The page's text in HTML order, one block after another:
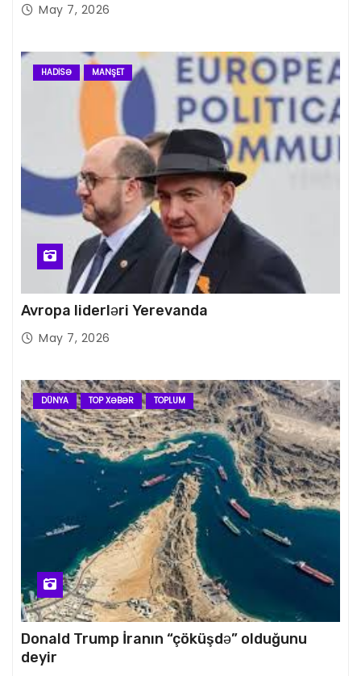
May 7, 2026
HADISƏ MANŞET
Avropa liderləri Yerevanda
May 7, 2026
DÜNYA TOP XƏBƏR TOPLUM
Donald Trump İranın “çöküşdə” olduğunu
deyir